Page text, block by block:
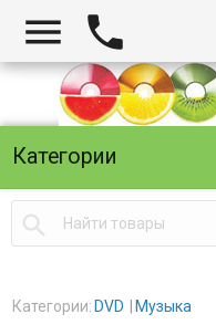
 
Категории

Категории: DVD Музыка